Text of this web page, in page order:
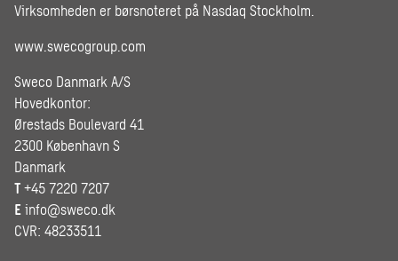
Virksomheden er børsnoteret på Nasdaq Stockholm.
www.swecogroup.com
Sweco Danmark A/S
Hovedkontor:
Ørestads Boulevard 41
2300 København S
Danmark
T +45 7220 7207
E info@sweco.dk
CVR: 48233511